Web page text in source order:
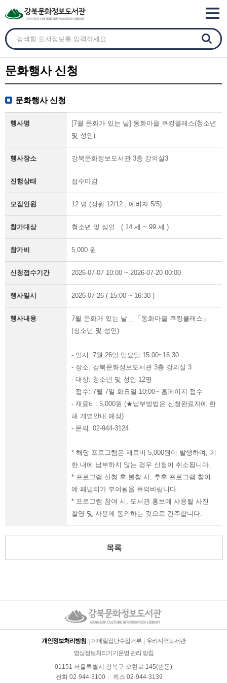
문화행사 신청
문화행사 신청
행사명
[7월 문화가 있는 날] 동화마을 쿠킹클래스(청소년
및 성인)
행사장소 강북문화정보도서관 3층 강의실3
진행상태 접수마감
모집인원 12 명 (정원 12/12 , 예비자 5/5)
참가대상 청소년 및 성인 ( 14 세 ~ 99 세 )
참가비 5,000 원
신청접수기간 2026-07-07 10:00 ~ 2026-07-20 00:00
행사일시 2026-07-26 ( 15:00 ~ 16:30 )
행사내용
7월 문화가 있는 날 _ 「동화마을 쿠킹클래스」
(청소년 및 성인)
- 일시: 7월 26일 일요일 15:00~16:30
- 장소: 강북문화정보도서관 3층 강의실 3
- 대상: 청소년 및 성인 12명
- 접수: 7월 7일 화요일 10:00~ 홈페이지 접수
- 재료비: 5,000원 (★납부방법은 신청완료자에 한
해 개별안내 예정)
- 문의: 02-944-3124
* 해당 프로그램은 재료비 5,000원이 발생하며, 기
한 내에 납부하지 않는 경우 신청이 취소됩니다.
* 프로그램 신청 후 불참 시, 추후 프로그램 참여
에 패널티가 부여됨을 유의바랍니다.
* 프로그램 참여 시, 도서관 홍보에 사용될 사진
촬영 및 사용에 동의하는 것으로 간주합니다.
목록
개인정보처리방침 이메일집단수집거부
우리지역도서관
영상정보처리기기운영 관리 방침
01151 서울특별시 강북구 오현로 145(번동)
전화 02-944-3100
팩스 02-944-3139